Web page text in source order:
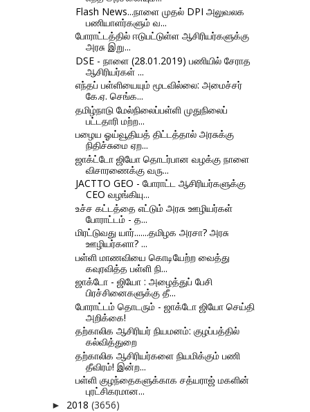
Flash News...நாளை முதல் DPI அலுவலக
பணியாளர்களும் வ...
போராட்டத்தில் ஈடுபட்டுள்ள ஆசிரியர்களுக்கு
அரசு இறு...
DSE - நாளை (28.01.2019) பணியில் சேராத
ஆசிரியர்கள் ...
எந்தப் பள்ளியையும் மூடவில்லை: அமைச்சர்
கே.ஏ. செங்க...
தமிழ்நாடு மேல்நிலைப்பள்ளி முதுநிலைப்
பட்டதாரி மற்ற...
பழைய ஓய்வூதியத் திட்டத்தால் அரசுக்கு
நிதிச்சுமை ஏற...
ஜாக்ட்டோ ஜியோ தொடர்பான வழக்கு நாளை
விசாரணைக்கு வரு...
JACTTO GEO - போராட்ட ஆசிரியர்களுக்கு
CEO வழங்கியு...
உச்ச கட்டத்தை எட்டும் அரசு ஊழியர்கள்
போராட்டம் - த...
மிரட்டுவது யார்.......தமிழக அரசா? அரசு
ஊழியர்களா? ...
பள்ளி மாணவியை கொடியேற்ற வைத்து
கவுரவித்த பள்ளி நி...
ஜாக்டோ - ஜியோ : அழைத்துப் பேசி
பிரச்சினைகளுக்கு தீ...
போராட்டம் தொடரும் - ஜாக்டோ ஜியோ செய்தி
அறிக்கை!
தற்காலிக ஆசிரியர் நியமனம்: குழப்பத்தில்
கல்வித்துறை
தற்காலிக ஆசிரியர்களை நியமிக்கும் பணி
தீவிரம்! இன்ற...
பள்ளி குழந்தைகளுக்காக சத்யராஜ் மகளின்
புரட்சிகரமான...
► 2018 (3656)